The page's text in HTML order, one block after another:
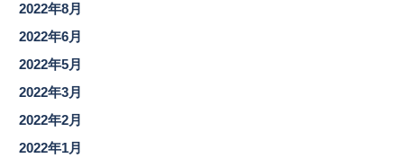
2022年8月
2022年6月
2022年5月
2022年3月
2022年2月
2022年1月